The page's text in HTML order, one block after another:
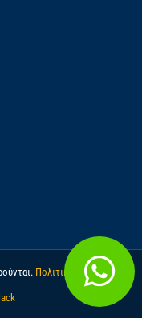
Πολιτική απορρήτου